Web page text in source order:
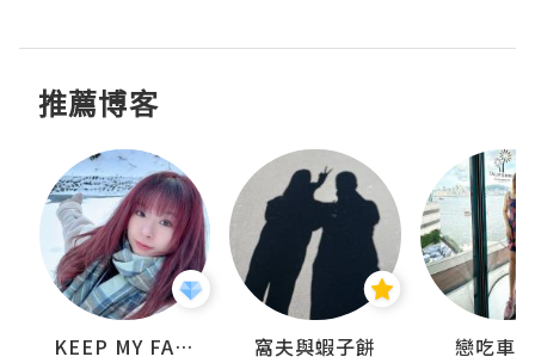
推薦博客
KEEP MY FAITH 窩夫與蝦子餅 戀吃車